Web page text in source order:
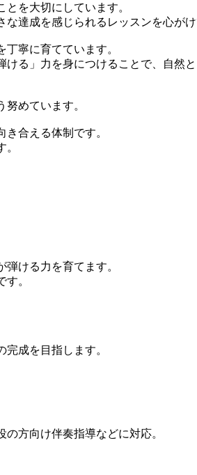
を大切にしています。
達成を感じられるレッスンを心がけ
寧に育てています。
る」力を身につけることで、自然
めています。
合える体制です。
ける力を育てます。
。
成を目指します。
方向け伴奏指導などに対応。